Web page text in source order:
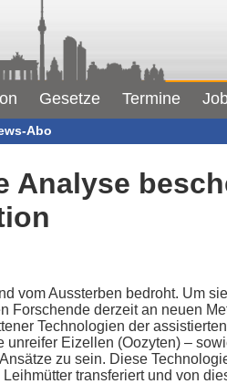
Gesetze Termine
Abo
Analyse
vom Aussterben bedroht. Um
Forschende derzeit an neuen
Technologien der
unreifer Eizellen (Oozyten) –
zu sein. Diese
transferiert und von